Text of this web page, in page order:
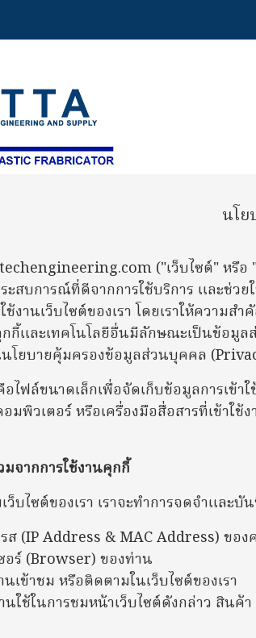
นโ
("เว็บไซต์" หรือ
ะสบการณ์ที่ดีจากการใช้บริการ และช่
ช้งานเว็บไซต์ของเรา โดยเราให้ควา
กกี้และเทคโนโลยีอื่นมีลักษณะเป็นข้อมู
โยบายคุ้มครองข้อมูลส่วนบุคคล
อไฟล์ขนาดเล็กเพื่อจัดเก็บข้อมูลการเข้า
พิวเตอร์ หรือเครื่องมือสื่อสารที่เข้าใ
จากการใช้งานคุกกี้
ว็บไซต์ของเรา เราจะทำการจดจำแล
(IP Address & MAC Address) ของ
ร์ (Browser) ของท่าน
เข้าชม หรือติดตามในเว็บไซต์ของเรา
ใช้ในการชมหน้าเว็บไซต์ดังกล่าว สินค้